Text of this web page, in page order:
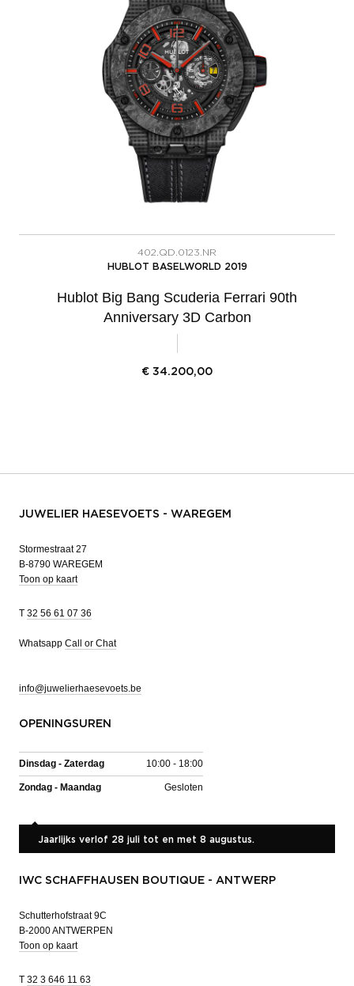
402.QD.0123.NR
HUBLOT BASELWORLD 2019
Hublot Big Bang Scuderia Ferrari 90th
Anniversary 3D Carbon
€ 34.200,00
JUWELIER HAESEVOETS - WAREGEM
Stormestraat 27
B-8790 WAREGEM
Toon op kaart
T 32 56 61 07 36
Whatsapp Call or Chat
info@juwelierhaesevoets.be
OPENINGSUREN
Dinsdag - Zaterdag 10:00 - 18:00
Zondag - Maandag Gesloten
Jaarlijks verlof 28 juli tot en met 8 augustus.
IWC SCHAFFHAUSEN BOUTIQUE - ANTWERP
Schutterhofstraat 9C
B-2000 ANTWERPEN
Toon op kaart
T 32 3 646 11 63